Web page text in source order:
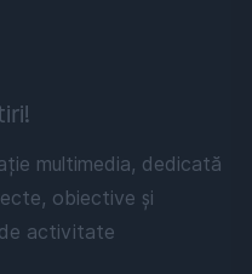
multimedia, dedicată
obiective și
activitate